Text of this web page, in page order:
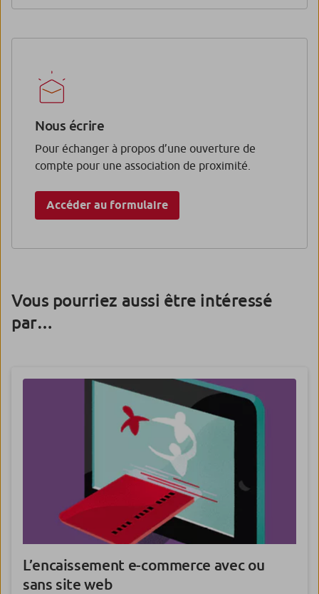
Nous écrire
Pour échanger à propos d’une ouverture de
compte pour une association de proximité.
Accéder au formulaire
Vous pourriez aussi être intéressé
par…
L’encaissement e-commerce avec ou
sans site web